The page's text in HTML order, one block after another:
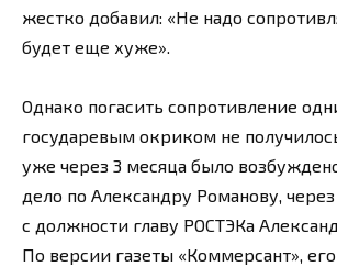
жестко добавил: «Не надо
будет еще хуже».
Однако погасить сопротивление
государевым окриком не
уже через 3 месяца было
дело по Александру Романову,
с должности главу РОСТЭКа
По версии газеты «Коммерсант»,